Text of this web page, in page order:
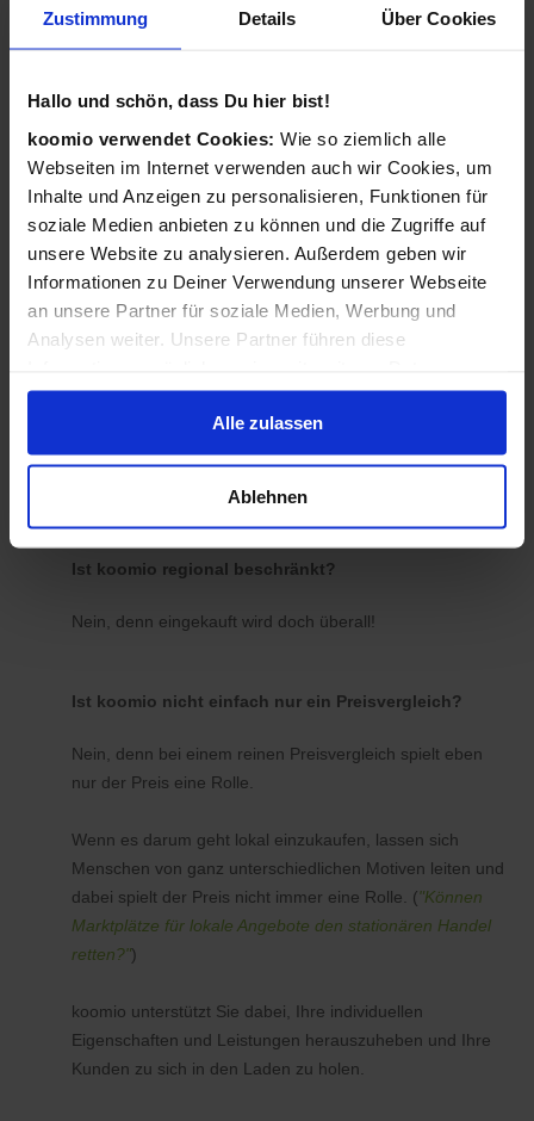
Zustimmung Details Über Cookies
Hallo und schön, dass Du hier bist!
koomio verwendet Cookies: Wie so ziemlich alle
Webseiten im Internet verwenden auch wir Cookies, um
Inhalte und Anzeigen zu personalisieren, Funktionen für
soziale Medien anbieten zu können und die Zugriffe auf
unsere Website zu analysieren. Außerdem geben wir
Informationen zu Deiner Verwendung unserer Webseite
an unsere Partner für soziale Medien, Werbung und
Analysen weiter. Unsere Partner führen diese
zusammen, die Du ihnen bereitgestellt hast oder die sie
im Rahmen Deiner Nutzung der Dienste gesammelt
haben.
Alle zulassen
Ablehnen
Wie funktioniert koomio?
Geschäftsinformationen vervollständigen, Angebote
veröffentlichen - 3 Angebote sind für Sie immer kostenlos!
Wir kümmern uns dann darum, dass Ihre Informationen
zu Ihren Kunden gelangen: Auf der koomio-Webseite, in
unseren Apps und in Suchmaschinen - daheim auf der
Couch und unterwegs auf dem Smartphone!
Ist koomio für alle Unternehmen gedacht?
genauso wie einerlandesweiten Handelskette
reinenDienstleister.
Ist koomio regional beschränkt?
Nein, denn eingekauft wird doch überall!
Ist koomio nicht einfach nur ein Preisvergleich?
Nein, denn bei einem reinen Preisvergleich spielt eben
nur der Preis eine Rolle.
Wenn es darum geht lokal einzukaufen, lassen sich
Menschen von ganz unterschiedlichen Motiven leiten und
dabei spielt der Preis nicht immer eine Rolle. ("Können
Marktplätze für lokale Angebote den stationären Handel
retten?")
koomio unterstützt Sie dabei, Ihre individuellen
Eigenschaften und Leistungen herauszuheben und Ihre
Kunden zu sich in den Laden zu holen.